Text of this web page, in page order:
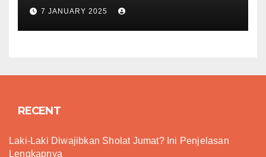
7 JANUARY 2025
RECENT
Laki-Laki Diwajibkan Sholat Jumat? Ini Penjelasan
Lengkapnya